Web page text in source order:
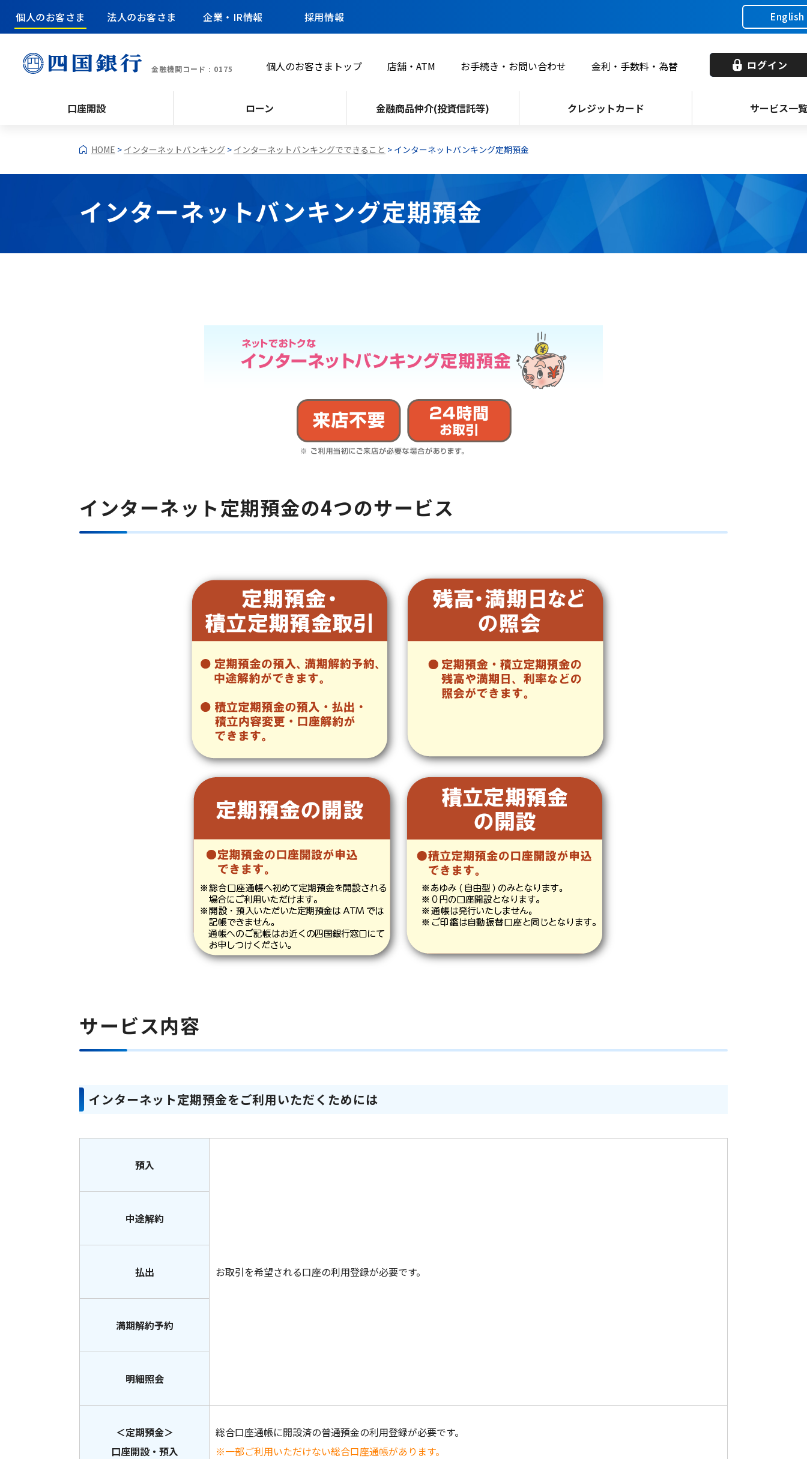
金融機関コード : 0175
個人のお客さま
個人のお客さまトップ 店舗・ATM お手続き・お問い合わせ 金利・手数料・為替
口座開設 ローン 金融商品仲介(投資信託等) クレジットカード サービス一覧
法人のお客さま 企業・IR情報 採用情報 English
ログイン
HOME > インターネットバンキング > インターネットバンキングでできること > インターネットバンキング定期預金
インターネットバンキング定期預金
インターネット定期預金の4つのサービス
サービス内容
インターネット定期預金をご利用いただくためには
預入
お取引を希望される口座の利用登録が必要です。
中途解約
払出
満期解約予約
明細照会
＜定期預金＞
口座開設・預入
総合口座通帳に開設済の普通預金の利用登録が必要です。
※一部ご利用いただけない総合口座通帳があります。